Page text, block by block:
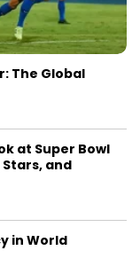
The Global
at Super Bowl
and
in World